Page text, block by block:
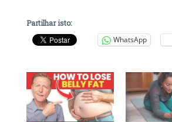
Partilhar isto:
WhatsApp